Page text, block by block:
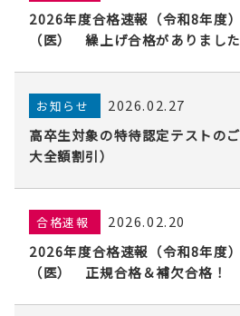
2026年度合格速報（令和8年度
（医） 繰上げ合格がありました
お知らせ
2026.02.27
高卒生対象の特待認定テストの
大全額割引）
合格速報
2026.02.20
2026年度合格速報（令和8年度
（医） 正規合格＆補欠合格！